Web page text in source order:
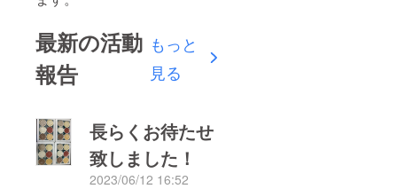
最新の活動
報告
もっと
見る
長らくお待たせ
致しました！
2023/06/12 16:52